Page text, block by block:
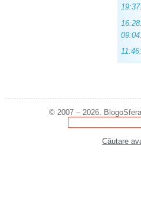
© 2007 – 2026.
Căutare